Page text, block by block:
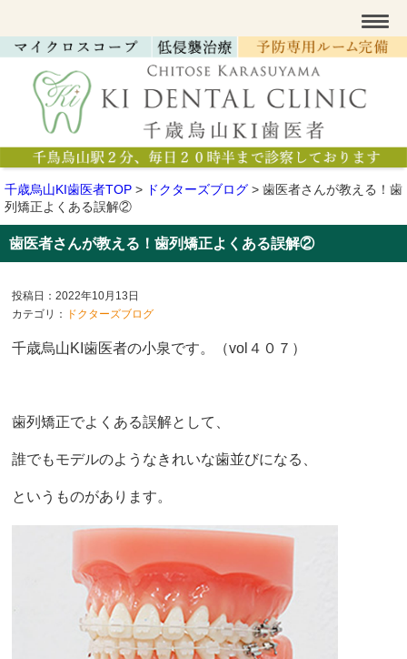
千歳烏山KI歯医者TOP > ドクターズブログ > 歯医者さんが教える！歯
列矯正よくある誤解②
歯医者さんが教える！歯列矯正よくある誤解②
投稿日：2022年10月13日
カテゴリ：
ドクターズブログ
千歳烏山KI歯医者の小泉です。（vol４０７）
歯列矯正でよくある誤解として、
誰でもモデルのようなきれいな歯並びになる、
というものがあります。